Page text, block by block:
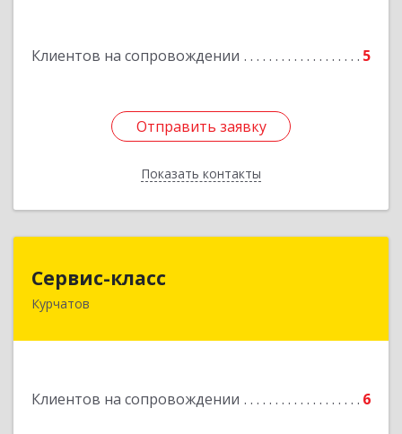
Клиентов на сопровождении 5
Отправить заявку
Показать контакты
Отправить заявку
Назад
Сервис-класс
Курчатов
Клиентов на сопровождении 6
Подробнее